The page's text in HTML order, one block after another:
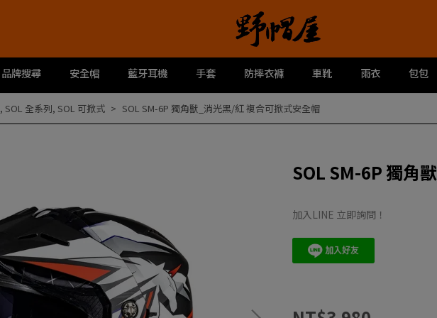
品牌搜尋 安全帽 藍牙耳機 手套 防摔衣褲 車靴 雨衣 包包
, SOL 全系列, SOL 可掀式 SOL SM-6P 獨角獸_消光黑/紅 複合可掀式安全帽
SOL SM-6P 獨角
加入LINE 立即詢問！